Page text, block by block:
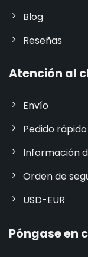
Blog
Reseñas
Atención al
Envío
Pedido rápido
Información
Orden de
USD-EUR
Póngase en